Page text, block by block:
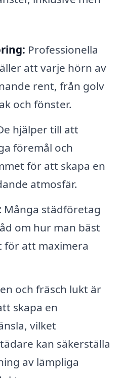
Professionella
att varje hörn av
rent, från golv
och fönster.
hjälper till att
föremål och
för att skapa en
atmosfär.
Många städföretag
om hur man bäst
att maximera
och fräsch lukt är
skapa en
vilket
kan säkerställa
av lämpliga